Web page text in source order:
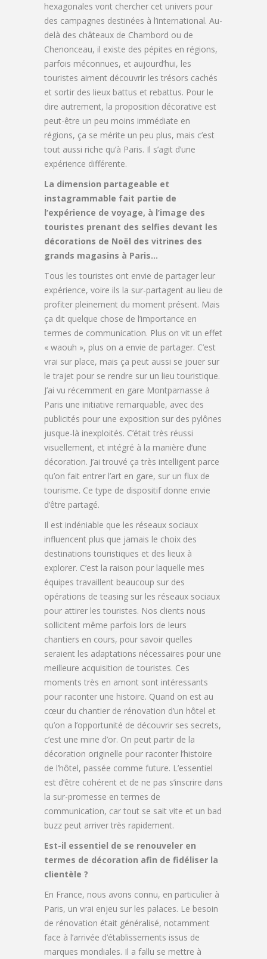
hexagonales vont chercher cet univers pour
des campagnes destinées à l’international. Au-
delà des châteaux de Chambord ou de
Chenonceau, il existe des pépites en régions,
parfois méconnues, et aujourd’hui, les
touristes aiment découvrir les trésors cachés
et sortir des lieux battus et rebattus. Pour le
dire autrement, la proposition décorative est
peut-être un peu moins immédiate en
régions, ça se mérite un peu plus, mais c’est
tout aussi riche qu’à Paris. Il s’agit d’une
expérience différente.
La dimension partageable et
instagrammable fait partie de
l’expérience de voyage, à l’image des
touristes prenant des selfies devant les
décorations de Noël des vitrines des
grands magasins à Paris…
Tous les touristes ont envie de partager leur
expérience, voire ils la sur-partagent au lieu de
profiter pleinement du moment présent. Mais
ça dit quelque chose de l’importance en
termes de communication. Plus on vit un effet
« waouh », plus on a envie de partager. C’est
vrai sur place, mais ça peut aussi se jouer sur
le trajet pour se rendre sur un lieu touristique.
J’ai vu récemment en gare Montparnasse à
Paris une initiative remarquable, avec des
publicités pour une exposition sur des pylônes
jusque-là inexploités. C’était très réussi
visuellement, et intégré à la manière d’une
décoration. J’ai trouvé ça très intelligent parce
qu’on fait entrer l’art en gare, sur un flux de
tourisme. Ce type de dispositif donne envie
d’être partagé.
Il est indéniable que les réseaux sociaux
influencent plus que jamais le choix des
destinations touristiques et des lieux à
explorer. C’est la raison pour laquelle mes
équipes travaillent beaucoup sur des
opérations de teasing sur les réseaux sociaux
pour attirer les touristes. Nos clients nous
sollicitent même parfois lors de leurs
chantiers en cours, pour savoir quelles
seraient les adaptations nécessaires pour une
meilleure acquisition de touristes. Ces
moments très en amont sont intéressants
pour raconter une histoire. Quand on est au
cœur du chantier de rénovation d’un hôtel et
qu’on a l’opportunité de découvrir ses secrets,
c’est une mine d’or. On peut partir de la
décoration originelle pour raconter l’histoire
de l’hôtel, passée comme future. L’essentiel
est d’être cohérent et de ne pas s’inscrire dans
la sur-promesse en termes de
communication, car tout se sait vite et un bad
buzz peut arriver très rapidement.
Est-il essentiel de se renouveler en
termes de décoration afin de fidéliser la
clientèle ?
En France, nous avons connu, en particulier à
Paris, un vrai enjeu sur les palaces. Le besoin
de rénovation était généralisé, notamment
face à l’arrivée d’établissements issus de
marques mondiales. Il a fallu se mettre à